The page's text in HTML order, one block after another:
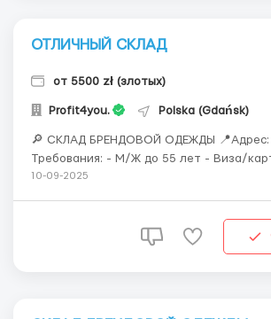
ОТЛИЧНЫЙ СКЛАД
от 5500 zł (злотых)
Profit4you. Polska (Gdańsk)
🔎 СКЛАД БРЕНДОВОЙ ОДЕЖДЫ 📍Адрес: БЫДГОЩ 📌
Требования: - М/Ж до 55 лет - Виза/
биометрия/паспорт/песель/статус УКР
18:00, с 18:00 до 06:00 🖇Основ...
10-09-2025